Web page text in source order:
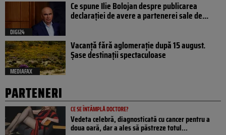
DIGI24
Ce spune Ilie Bolojan despre publicarea
declarației de avere a partenerei sale de...
MEDIAFAX
Vacanță fără aglomerație după 15 august.
Șase destinații spectaculoase
PARTENERI
CE SE ÎNTÂMPLĂ DOCTORE?
Vedeta celebră, diagnosticată cu cancer pentru a
doua oară, dar a ales să păstreze totul...